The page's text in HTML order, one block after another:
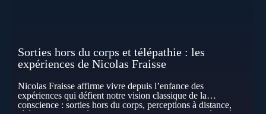
Sorties hors du corps et télépathie : les
expériences de Nicolas Fraisse
Nicolas Fraisse affirme vivre depuis l’enfance des
expériences qui défient notre vision classique de la
conscience : sorties hors du corps, perceptions à distance,